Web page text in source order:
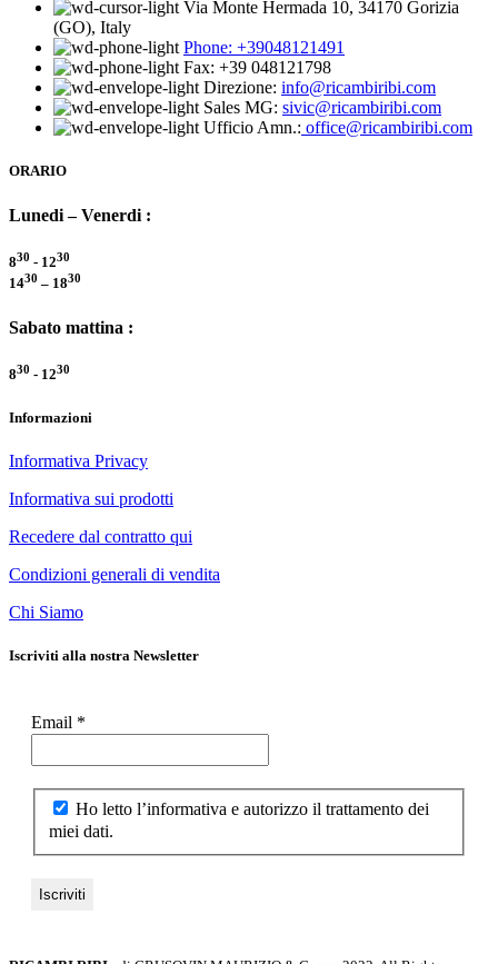
Via Monte Hermada 10, 34170 Gorizia
(GO), Italy
Phone: +39048121491
Fax: +39 048121798
Direzione: info@ricambiribi.com
Sales MG: sivic@ricambiribi.com
Ufficio Amn.: office@ricambiribi.com
ORARIO
Lunedi – Venerdi :
830 - 1230
1430 – 1830
Sabato mattina :
830 - 1230
Informazioni
Informativa Privacy
Informativa sui prodotti
Recedere dal contratto qui
Condizioni generali di vendita
Chi Siamo
Iscriviti alla nostra Newsletter
Email *
Ho letto l’informativa e autorizzo il trattamento dei
miei dati.